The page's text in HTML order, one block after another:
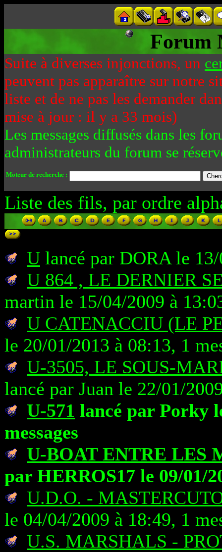
Forum
Suite à diverses injonctions, un
peuvent pas apparaître sur notre
liste et de ne pas les demander
mise à jour : il y a 33 mois)
Les messages diffusés dans les
administrateurs du forum se
Moteur de recherche :
Liste des fils, par ordre
U lancé par DORA le
U 864 , LE DERNIER
martin le 15/04/2009 à
U CATENACCIU (LE
le 20/01/2013 à 08:13, 1
U-3505, LE SOUS-
lancé par Juan le 22/01/
U-571 lancé par Porky
messages
U-BOAT ENTRE LES
par HERROS17 le 09/01/
U.D.O. -
le 04/04/2009 à 18:49, 1
U.S. MARSHALS -